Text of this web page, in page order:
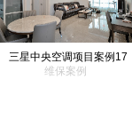
三星中央空调项目案例17
维保案例